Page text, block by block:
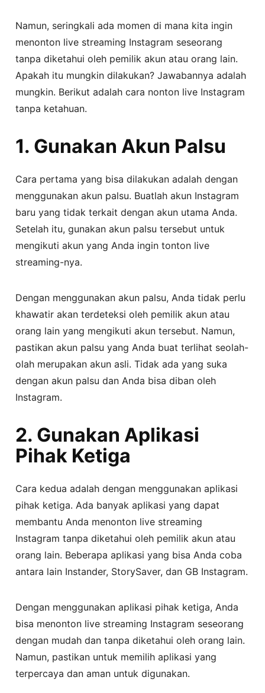
Namun, seringkali ada momen di mana kita ingin
menonton live streaming Instagram seseorang
tanpa diketahui oleh pemilik akun atau orang lain.
Apakah itu mungkin dilakukan? Jawabannya adalah
mungkin. Berikut adalah cara nonton live Instagram
tanpa ketahuan.
1. Gunakan Akun Palsu
Cara pertama yang bisa dilakukan adalah dengan
menggunakan akun palsu. Buatlah akun Instagram
baru yang tidak terkait dengan akun utama Anda.
Setelah itu, gunakan akun palsu tersebut untuk
mengikuti akun yang Anda ingin tonton live
streaming-nya.
Dengan menggunakan akun palsu, Anda tidak perlu
khawatir akan terdeteksi oleh pemilik akun atau
orang lain yang mengikuti akun tersebut. Namun,
pastikan akun palsu yang Anda buat terlihat seolah-
olah merupakan akun asli. Tidak ada yang suka
dengan akun palsu dan Anda bisa diban oleh
Instagram.
2. Gunakan Aplikasi
Pihak Ketiga
Cara kedua adalah dengan menggunakan aplikasi
pihak ketiga. Ada banyak aplikasi yang dapat
membantu Anda menonton live streaming
Instagram tanpa diketahui oleh pemilik akun atau
orang lain. Beberapa aplikasi yang bisa Anda coba
antara lain Instander, StorySaver, dan GB Instagram.
Dengan menggunakan aplikasi pihak ketiga, Anda
bisa menonton live streaming Instagram seseorang
dengan mudah dan tanpa diketahui oleh orang lain.
Namun, pastikan untuk memilih aplikasi yang
terpercaya dan aman untuk digunakan.